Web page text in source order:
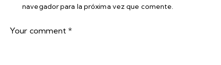
navegador para la próxima vez que comente.